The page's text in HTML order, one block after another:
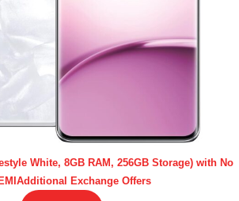
White, 8GB RAM, 256GB Storage) with No
Exchange Offers